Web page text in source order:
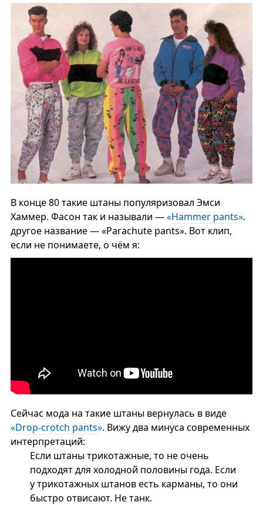
В конце 80 такие штаны популяризовал Эмси
Хаммер. Фасон так и называли —«Hammer pants».
другое название — «Parachute pants». Вот клип,
если не понимаете, о чём я:
Сейчас мода на такие штаны вернулась в виде
«Drop-crotch pants». Вижу два минуса современных
интерпретаций:
Если штаны трикотажные, то не очень
подходят для холодной половины года. Если
у трикотажных штанов есть карманы, то они
быстро отвисают. Не танк.